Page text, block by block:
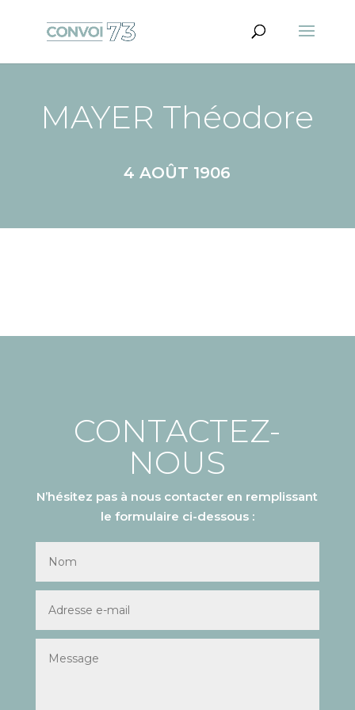
MAYER Théodore
4 AOÛT 1906
CONTACTEZ-
NOUS
N’hésitez pas à nous contacter en remplissant
le formulaire ci-dessous :